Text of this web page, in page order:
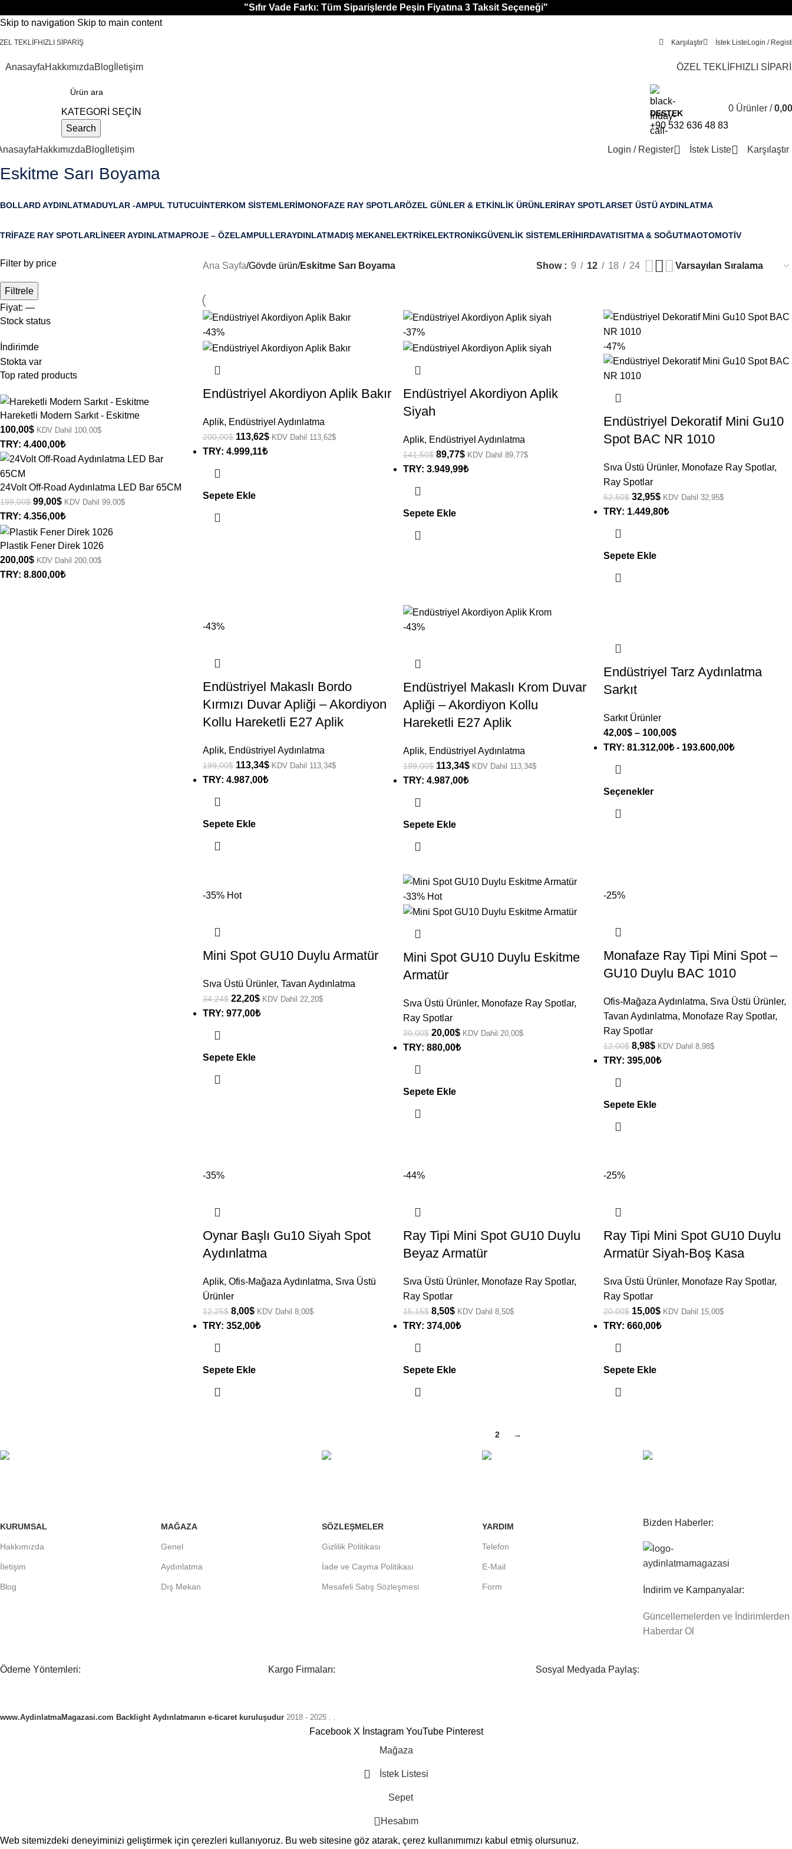
"Sıfır Vade Farkı: Tüm Siparişlerde Peşin Fiyatına 3 Taksit Seçeneği"
Skip to navigation Skip to main content
TEKLİFHIZLI SİPARİŞ Karşılaştır İstek Liste Login /
AnasayfaHakkımızdaBlog İletişim ÖZEL TEKLİFHIZLI
KATEGORİ SEÇİN
Search
DESTEK
+90 532 636 48 83
0 Ürünler / 0,00
HakkımızdaBlog İletişim Login / Register İstek Liste Karşılaştır
Eskitme Sarı Boyama
BOLLARD AYDINLATMADUYLAR -AMPUL TUTUCUİNTERKOM SISTEMLERIMONOFAZE RAY SPOTLARÖZEL GÜNLER & ETKINLIK ÜRÜNLERIRAY SPOTLARSET ÜSTÜ AYDINLATMA
TRIFAZE RAY SPOTLARLINEER AYDINLATMAPROJE – ÖZELAMPULLERAYDINLATMADIŞ MEKANELEKTRIKELEKTRONIKGÜVENLIK SISTEMLERIHIRDAVATISITMA & SOĞUTMAOTOMOTIV
Filter by price
Filtrele
Fiyat: —
Stock status
İndirimde
Stokta var
Top rated products
Hareketli Modern Sarkıt - Eskitme
100,00$ KDV Dahil 100,00$
TRY: 4.400,00₺
24Volt Off-Road Aydınlatma LED Bar 65CM
199,00$ 99,00$ KDV Dahil 99,00$
TRY: 4.356,00₺
Plastik Fener Direk 1026
200,00$ KDV Dahil 200,00$
TRY: 8.800,00₺
Ana Sayfa/Gövde ürün/Eskitme Sarı Boyama Show 9 12 18 24
-43%
Endüstriyel Akordiyon Aplik Bakır
Aplik, Endüstriyel Aydınlatma
200,00$ 113,62$ KDV Dahil 113,62$
TRY: 4.999,11₺
Sepete Ekle
-37%
Endüstriyel Akordiyon Aplik
Siyah
Aplik, Endüstriyel Aydınlatma
141,50$ 89,77$ KDV Dahil 89,77$
TRY: 3.949,99₺
Sepete Ekle
-47%
Endüstriyel Dekoratif Mini Gu10
Spot BAC NR 1010
Sıva Üstü Ürünler, Monofaze Ray Spotlar,
Ray Spotlar
62,50$ 32,95$ KDV Dahil 32,95$
TRY: 1.449,80₺
Sepete Ekle
-43%
Endüstriyel Makaslı Bordo
Kırmızı Duvar Apliği – Akordiyon
Kollu Hareketli E27 Aplik
Aplik, Endüstriyel Aydınlatma
199,00$ 113,34$ KDV Dahil 113,34$
TRY: 4.987,00₺
Sepete Ekle
-43%
Endüstriyel Makaslı Krom Duvar
Apliği – Akordiyon Kollu
Hareketli E27 Aplik
Aplik, Endüstriyel Aydınlatma
199,00$ 113,34$ KDV Dahil 113,34$
TRY: 4.987,00₺
Sepete Ekle
Endüstriyel Tarz Aydınlatma
Sarkıt
Sarkıt Ürünler
42,00$ – 100,00$
TRY: 81.312,00₺- 193.600,00₺
Seçenekler
-35% Hot
Mini Spot GU10 Duylu Armatür
Sıva Üstü Ürünler, Tavan Aydınlatma
34,24$ 22,20$ KDV Dahil 22,20$
TRY: 977,00₺
Sepete Ekle
-33% Hot
Mini Spot GU10 Duylu Eskitme
Armatür
Sıva Üstü Ürünler, Monofaze Ray Spotlar,
Ray Spotlar
30,00$ 20,00$ KDV Dahil 20,00$
TRY: 880,00₺
Sepete Ekle
-25%
Monafaze Ray Tipi Mini Spot –
GU10 Duylu BAC 1010
Ofis-Mağaza Aydınlatma, Sıva Üstü Ürünler,
Tavan Aydınlatma, Monofaze Ray Spotlar,
Ray Spotlar
12,00$ 8,98$ KDV Dahil 8,98$
TRY: 395,00₺
Sepete Ekle
-35%
Oynar Başlı Gu10 Siyah Spot
Aydınlatma
Aplik, Ofis-Mağaza Aydınlatma, Sıva Üstü
Ürünler
12,25$ 8,00$ KDV Dahil 8,00$
TRY: 352,00₺
Sepete Ekle
-44%
Ray Tipi Mini Spot GU10 Duylu
Beyaz Armatür
Sıva Üstü Ürünler, Monofaze Ray Spotlar,
Ray Spotlar
15,15$ 8,50$ KDV Dahil 8,50$
TRY: 374,00₺
Sepete Ekle
-25%
Ray Tipi Mini Spot GU10 Duylu
Armatür Siyah-Boş Kasa
Sıva Üstü Ürünler, Monofaze Ray Spotlar,
Ray Spotlar
20,00$ 15,00$ KDV Dahil 15,00$
TRY: 660,00₺
Sepete Ekle
2 →
KURUMSAL
Hakkımızda
İletişim
Blog
MAĞAZA
Genel
Aydınlatma
Dış Mekan
SÖZLEŞMELER
Gizlilik Politikası
İade ve Cayma Politikası
Mesafeli Satış Sözleşmesi
YARDIM
Telefon
E-Mail
Form
Bizden Haberler:
İndirim ve Kampanyalar:
Güncellemelerden ve İndirimlerden
Haberdar Ol
Ödeme Yöntemleri: Kargo Firmaları: Sosyal Medyada Paylaş:
www.AydinlatmaMagazasi.com Backlight Aydınlatmanın e-ticaret kuruluşudur 2018 - 2025 . .
Facebook X İnstagram YouTube Pinterest
Mağaza
İstek Listesi
Sepet
Hesabım
Web sitemizdeki deneyiminizi geliştirmek için çerezleri kullanıyoruz. Bu web sitesine göz atarak, çerez kullanımımızı kabul etmiş olursunuz.